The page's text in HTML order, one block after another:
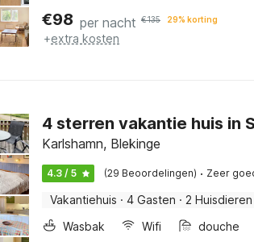
€98 per nacht €135 29% korting
+extra kosten
4 sterren vakantie huis in
Karlshamn, Blekinge
4.3 / 5 (29 Beoordelingen) · Zeer
Vakantiehuis · 4 Gasten · 2 Huisdieren
Wasbak
Wifi douche